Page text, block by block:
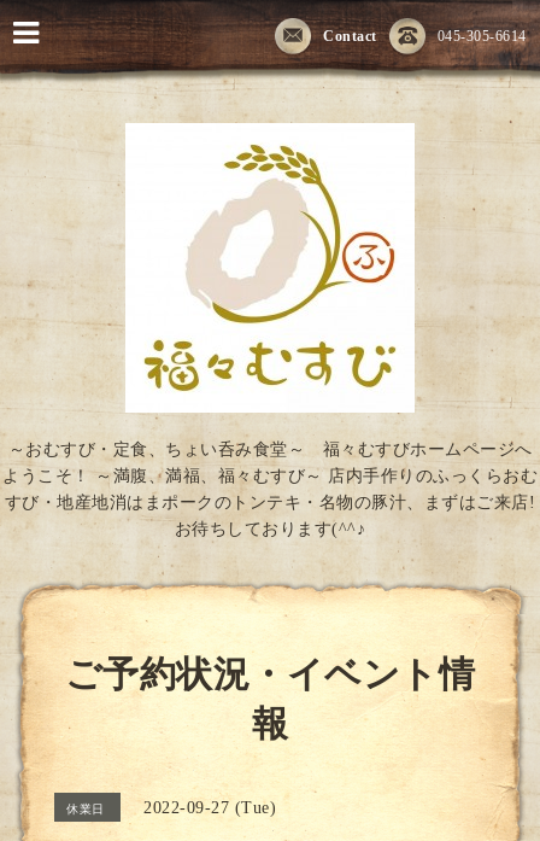
045-305-6614
Contact
～おむすび・定食、ちょい呑み食堂～ 福々むすびホームページへ
ようこそ！ ～満腹、満福、福々むすび～ 店内手作りのふっくらおむ
すび・地産地消はまポークのトンテキ・名物の豚汁、まずはご来店!
お待ちしております(^^♪
ご予約状況・イベント情
報
休業日 2022-09-27 (Tue)